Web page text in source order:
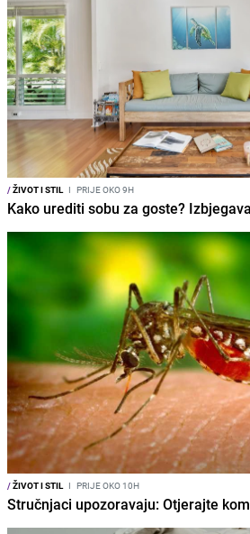
/ŽIVOT I STIL I PRIJE OKO 9H
Kako urediti sobu za goste?
/ŽIVOT I STIL I PRIJE OKO 10H
Stručnjaci upozoravaju: Otjerajte